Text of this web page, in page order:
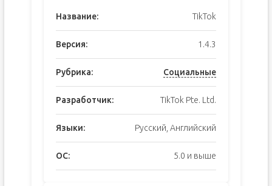
Название: TikTok
Версия: 1.4.3
Рубрика: Социальные
Разработчик: TikTok Pte. Ltd.
Языки: Русский, Английский
ОС: 5.0 и выше